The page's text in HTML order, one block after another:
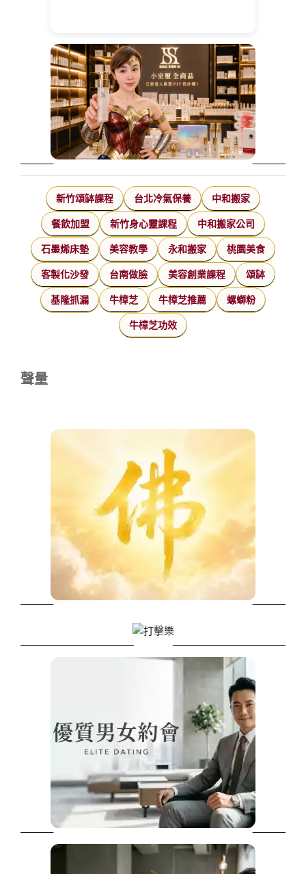
新竹頌缽課程 台北冷氣保養 中和搬家
餐飲加盟 新竹身心靈課程 中和搬家公司
石墨烯床墊 美容教學 永和搬家 桃園美食
客製化沙發 台南做臉 美容創業課程 頌缽
基隆抓漏 牛樟芝 牛樟芝推薦 螺螄粉
牛樟芝功效
聲量